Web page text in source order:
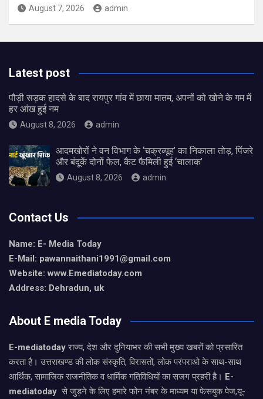
August 7, 2026 admin
Latest post
पौड़ी सड़क हादसे के बाद रायपुर गांव में छाया मातम, अपनों को खोने के गम में
हर आंख हुई नम
August 8, 2026 admin
आदमखोरों ने वन विभाग के ‘चक्रव्यूह’ का निकाला तोड़, पिंजरे
और बंदूकें दोनों फेल, कैट फैमिली हुई ‘चालाक’
August 8, 2026 admin
Contact Us
Name: E- Media Today
E-Mail: pawannaithani1991@gmail.com
Website: www.Emediatoday.com
Address: Dehradun, uk
About E media Today
E-mediatodayराज्य, देश और दुनियाभर की सभी मुख्य खबरों को प्रसारित
करता है। उत्तराखण्ड की लोक संस्कृति, विरासतों, लोक परंपराओ के साथ-साथ
आर्थिक, सामाजिक राजनीतिक व धार्मिक गतिविधियों का सजग प्रहरी है। E-
mediatoday से जुड़ने के लिए हमारे फोन नंबर के माध्यम या फेसबुक पेज,यू-